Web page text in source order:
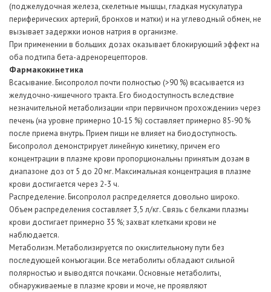
(поджелудочная железа, скелетные мышцы, гладкая мускулатура
периферических артерий, бронхов и матки) и на углеводный обмен, не
вызывает задержки ионов натрия в организме.
При применении в больших дозах оказывает блокирующий эффект на
оба подтипа бета-адренорецепторов.
Фармакокинетика
Всасывание. Бисопролол почти полностью (>90 %) всасывается из
желудочно-кишечного тракта. Его биодоступность вследствие
незначительной метаболизации «при первичном прохождении» через
печень (на уровне примерно 10-15 %) составляет примерно 85-90 %
после приема внутрь. Прием пищи не влияет на биодоступность.
Бисопролол демонстрирует линейную кинетику, причем его
концентрации в плазме крови пропорциональны принятым дозам в
диапазоне доз от 5 до 20 мг. Максимальная концентрация в плазме
крови достигается через 2-3 ч.
Распределение. Бисопролол распределяется довольно широко.
Объем распределения составляет 3,5 л/кг. Связь с белками плазмы
крови достигает примерно 35 %; захват клетками крови не
наблюдается.
Метаболизм. Метаболизируется по окислительному пути без
последующей конъюгации. Все метаболиты обладают сильной
полярностью и выводятся почками. Основные метаболиты,
обнаруживаемые в плазме крови и моче, не проявляют